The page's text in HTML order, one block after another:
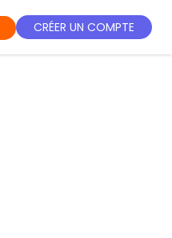
CRÉER UN COMPTE